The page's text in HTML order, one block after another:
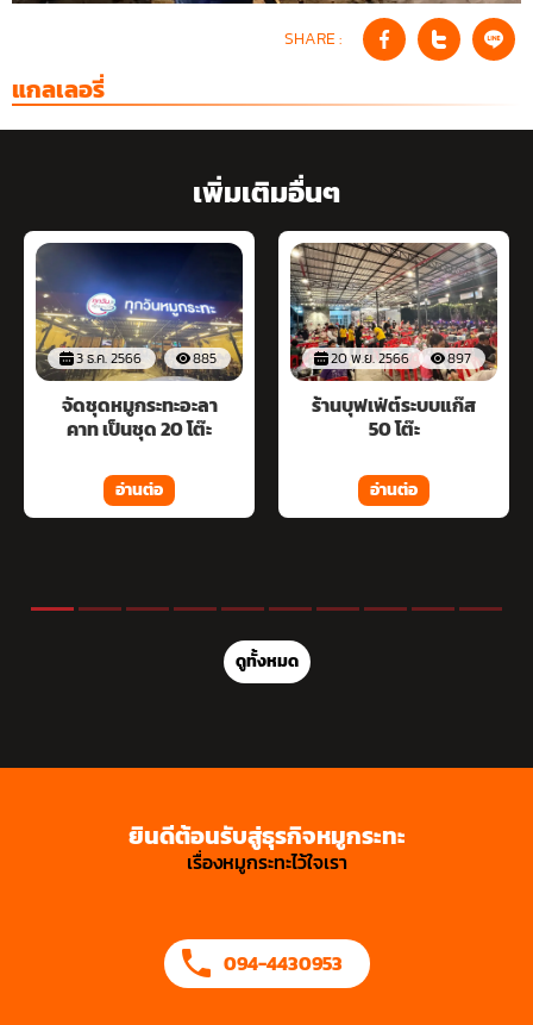
SHARE :
แกลเลอรี่
เพิ่มเติมอื่นๆ
3 ธ.ค. 2566 885
จัดชุดหมูกระทะอะลา
คาท เป็นชุด 20 โต๊ะ
อ่านต่อ
20 พ.ย. 2566 897
ร้านบุฟเฟ่ต์ระบบแก๊ส
50 โต๊ะ
อ่านต่อ
ดูทั้งหมด
ยินดีต้อนรับสู่ธุรกิจหมูกระทะ
เรื่องหมูกระทะไว้ใจเรา
094-4430953